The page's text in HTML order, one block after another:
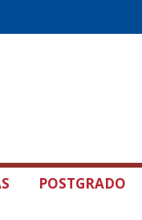
POSTGRADO